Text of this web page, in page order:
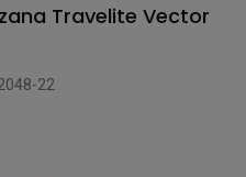
Travelite Vector
22